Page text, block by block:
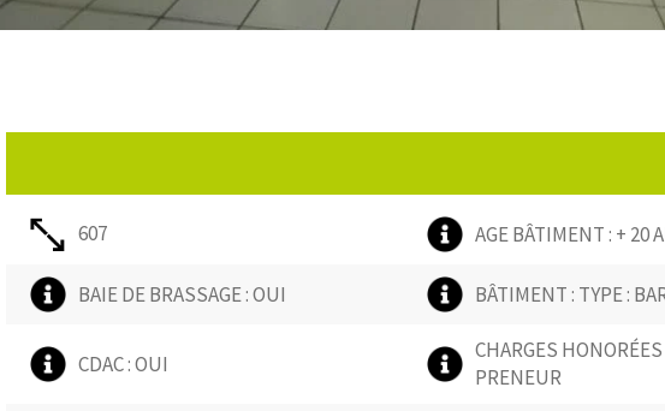
607 AGE BÂTIMENT : + 20
BAIE DE BRASSAGE : OUI BÂTIMENT : TYPE :
CDAC : OUI
CHARGES HONORÉES
PRENEUR